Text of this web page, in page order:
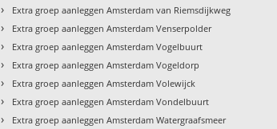
› Extra groep aanleggen Amsterdam van Riemsdijkweg
› Extra groep aanleggen Amsterdam Venserpolder
› Extra groep aanleggen Amsterdam Vogelbuurt
› Extra groep aanleggen Amsterdam Vogeldorp
› Extra groep aanleggen Amsterdam Volewijck
› Extra groep aanleggen Amsterdam Vondelbuurt
› Extra groep aanleggen Amsterdam Watergraafsmeer